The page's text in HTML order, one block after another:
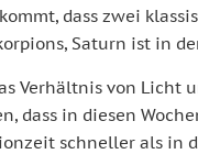
dass zwei
Saturn ist in
Verhältnis von Licht
dass in diesen
schneller als in